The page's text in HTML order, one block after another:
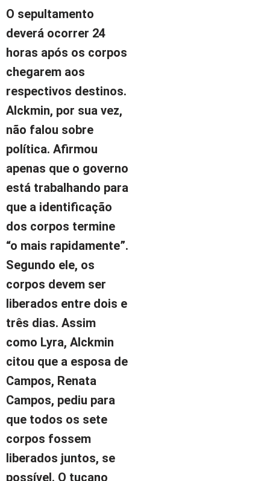
O sepultamento
deverá ocorrer 24
horas após os corpos
chegarem aos
respectivos destinos.
Alckmin, por sua vez,
não falou sobre
política. Afirmou
apenas que o governo
está trabalhando para
que a identificação
dos corpos termine
“o mais rapidamente”.
Segundo ele, os
corpos devem ser
liberados entre dois e
três dias. Assim
como Lyra, Alckmin
citou que a esposa de
Campos, Renata
Campos, pediu para
que todos os sete
corpos fossem
liberados juntos, se
possível. O tucano